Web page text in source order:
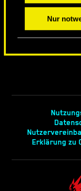
Nur
Erklärung zu